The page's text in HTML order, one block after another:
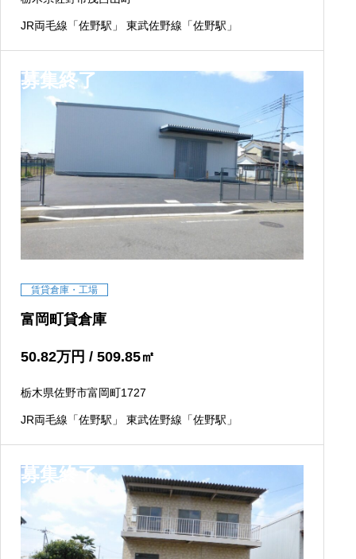
JR両毛線「佐野駅」 東武佐野線「佐野駅」
募集終了
賃貸倉庫・工場
富岡町貸倉庫
50.82万円 / 509.85㎡
栃木県佐野市富岡町1727
JR両毛線「佐野駅」 東武佐野線「佐野駅」
募集終了